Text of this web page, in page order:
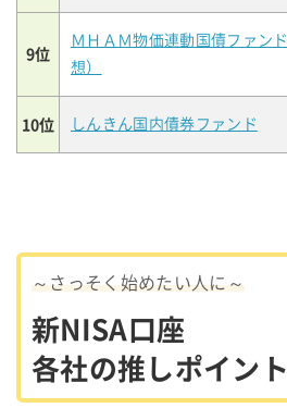
9位
ＭＨＡＭ物価連動国債ファン
想）
10位 しんきん国内債券ファンド
～さっそく始めたい人に～
新NISA口座
各社の推しポイン